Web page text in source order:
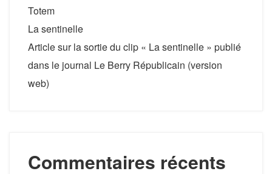
Totem
La sentinelle
Article sur la sortie du clip « La sentinelle » publié
dans le journal Le Berry Républicain (version
web)
Commentaires récents